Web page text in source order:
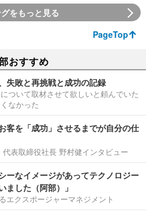
をもっと見る
PageTop
おすすめ
失敗と再挑戦と成功の記録
ついて取材させて欲しいと頼んでいた
なかった
客を「成功」させるまでが自分の仕
表取締役社長 野村健インタビュー
ーなイメージがあってテクノロジー
ました（阿部）」
エクスポージャーマネジメント